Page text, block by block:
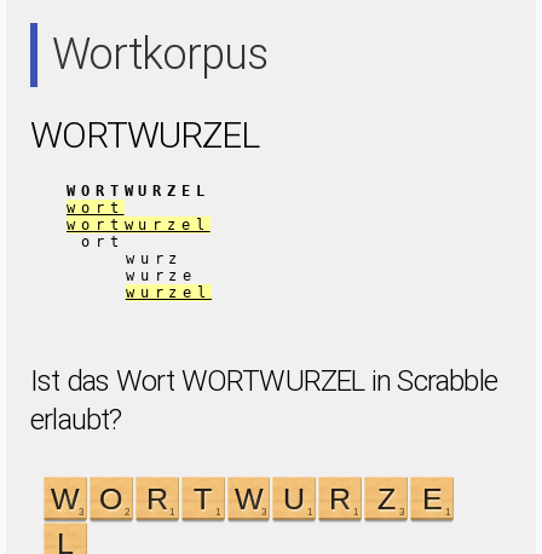
Wortkorpus
WORTWURZEL
WORTWURZEL
wort
wortwurzel
ort
wurz
wurze
wurzel
Ist das Wort WORTWURZEL in Scrabble
erlaubt?